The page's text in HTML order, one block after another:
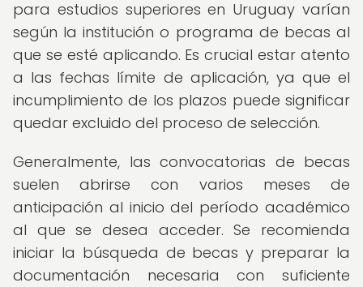
para estudios superiores en Uruguay varían
según la institución o programa de becas al
que se esté aplicando. Es crucial estar atento
a las fechas límite de aplicación, ya que el
incumplimiento de los plazos puede significar
quedar excluido del proceso de selección.
Generalmente, las convocatorias de becas
suelen abrirse con varios meses de
anticipación al inicio del período académico
al que se desea acceder. Se recomienda
iniciar la búsqueda de becas y preparar la
documentación necesaria con suficiente